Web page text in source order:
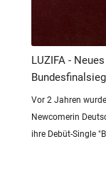
LUZIFA -
Vor 2 Jahren
Newcomerin
ihre Debüt-Single